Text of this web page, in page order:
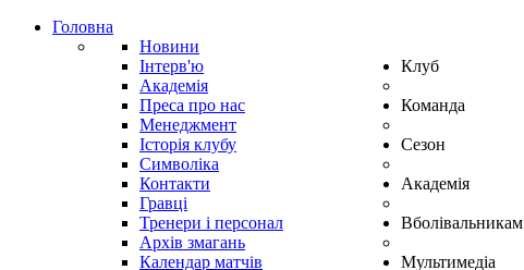
Головна
Новини
Інтерв'ю
Академія
Преса про нас
Клуб
Менеджмент
Історія клубу
Символіка
Контакти
Команда
Гравці
Тренери і персонал
Архів змагань
Сезон
Календар матчів
Академія
Вболівальникам
Мультимедіа